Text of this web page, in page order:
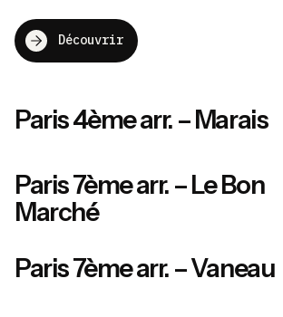
Découvrir
Paris 4ème arr. – Marais
Paris 7ème arr. – Le Bon
Marché
Paris 7ème arr. – Vaneau